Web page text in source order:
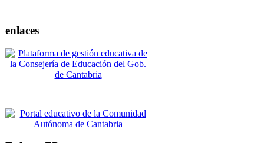
enlaces